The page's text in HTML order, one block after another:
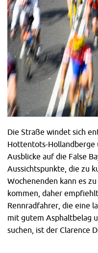
Die Straße windet sich
Hottentots-
Ausblicke auf die False
Aussichtspunkte, die zu
Wochenenden kann es
kommen, daher
Rennradfahrer, die eine
mit gutem Asphaltbelag
suchen, ist der Clarence